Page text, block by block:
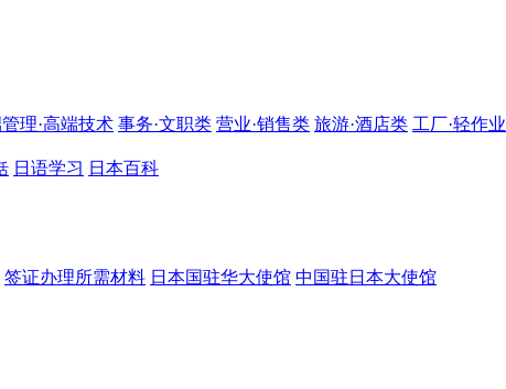
理·高端技术 事务·文职类 营业·销售类 旅游·酒店类 工厂·轻作业
日语学习 日本百科
签证办理所需材料 日本国驻华大使馆 中国驻日本大使馆